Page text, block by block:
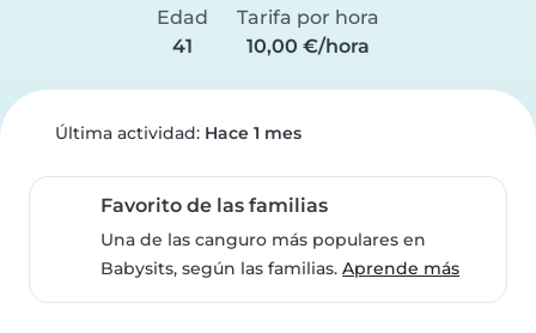
Edad
41
Tarifa por hora
10,00 €/hora
Última actividad: Hace 1 mes
Favorito de las familias
Una de las canguro más populares en
Babysits, según las familias.Aprende más